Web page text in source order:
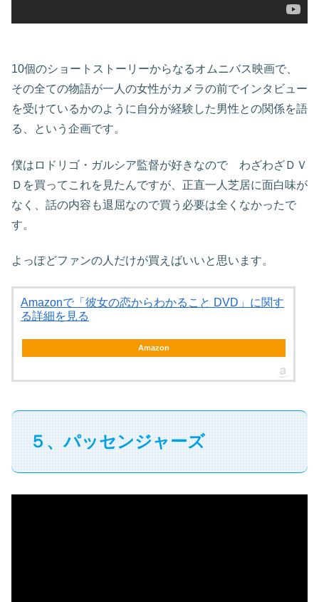
10個のショートストーリーからなるオムニバス映画で、
その全ての物語が一人の女性がカメラの前でインタビュー
を受けているかのように自分が経験した男性との関係を語
る、という企画です。
僕はロドリゴ・ガルシア監督が好きなので わざわざＤＶ
Ｄを買ってこれを見たんですが、正直一人芝居に面白味が
なく、話の内容も退屈なので買う必要は全くなかったで
す。
よっぽどファンの人だけが買えばいいと思います。
Amazonで「彼女の恋からわかること DVD」に関す
る詳細を見る
Amazon
５、パッセンジャーズ